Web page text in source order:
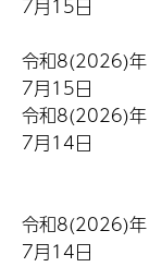
7月15日
令和8(2026)年
7月15日
令和8(2026)年
7月14日
令和8(2026)年
7月14日